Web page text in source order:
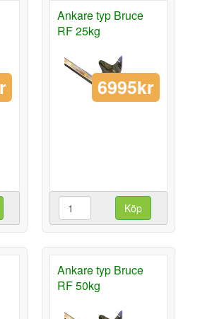
Ankare typ Bruce
RF 25kg
6995kr
Köp
Ankare typ Bruce
RF 50kg